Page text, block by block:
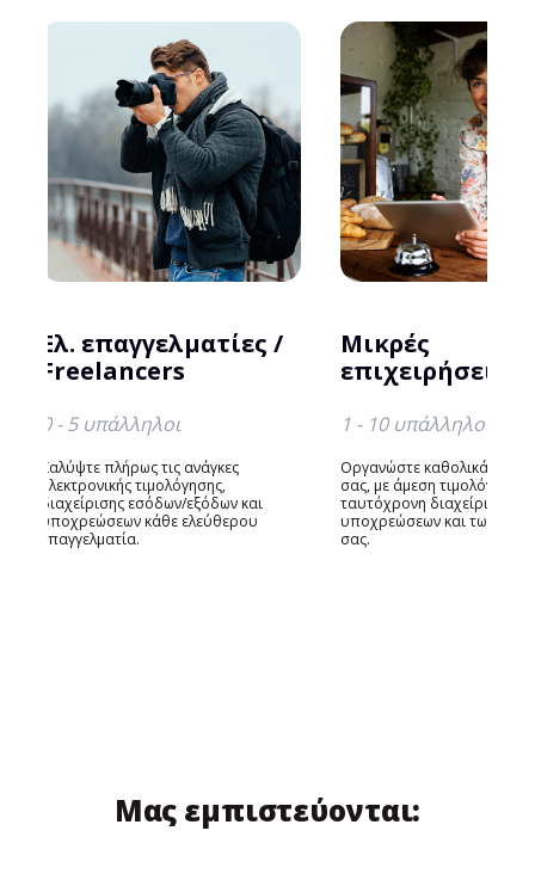
Ελ. επαγγελματίες /
Freelancers
0 - 5 υπάλληλοι
Καλύψτε πλήρως τις ανάγκες
ηλεκτρονικής τιμολόγησης,
διαχείρισης εσόδων/εξόδων και
υποχρεώσεων κάθε ελεύθερου
επαγγελματία.
Μικρές
επιχειρήσεις
1 - 10 υπάλληλοι
Οργανώστε καθολικά την
σας, με άμεση τιμολόγηση
ταυτόχρονη διαχείριση των
υποχρεώσεων και των
σας.
Μας εμπιστεύονται: